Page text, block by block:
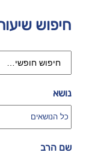
חיפוש
נושא
שם הרב